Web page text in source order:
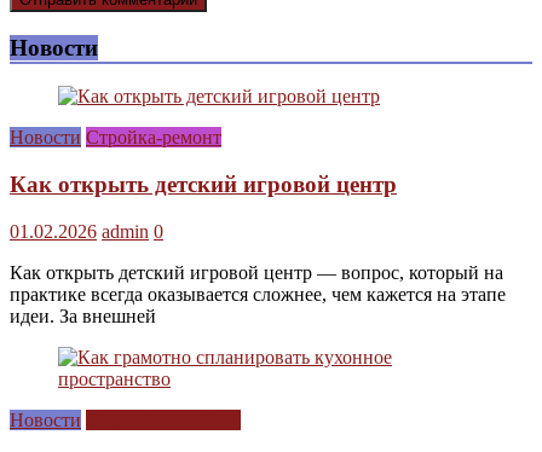
Новости
Новости Стройка-ремонт
Как открыть детский игровой центр
01.02.2026 admin 0
Как открыть детский игровой центр — вопрос, который на
практике всегда оказывается сложнее, чем кажется на этапе
идеи. За внешней
Новости